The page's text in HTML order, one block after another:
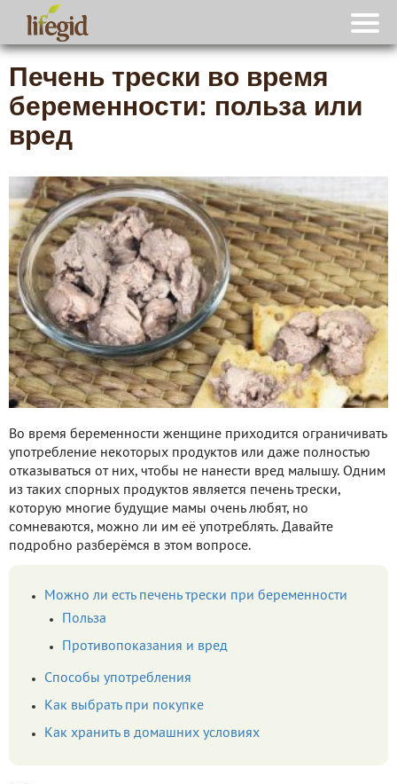
Печень трески во время
беременности: польза или
вред
Во время беременности женщине приходится ограничивать
употребление некоторых продуктов или даже полностью
отказываться от них, чтобы не нанести вред малышу. Одним
из таких спорных продуктов является печень трески,
которую многие будущие мамы очень любят, но
сомневаются, можно ли им её употреблять. Давайте
подробно разберёмся в этом вопросе.
Можно ли есть печень трески при беременности
Польза
Противопоказания и вред
Способы употребления
Как выбрать при покупке
Как хранить в домашних условиях